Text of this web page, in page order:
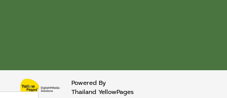
Powered By
Thailand YellowPages